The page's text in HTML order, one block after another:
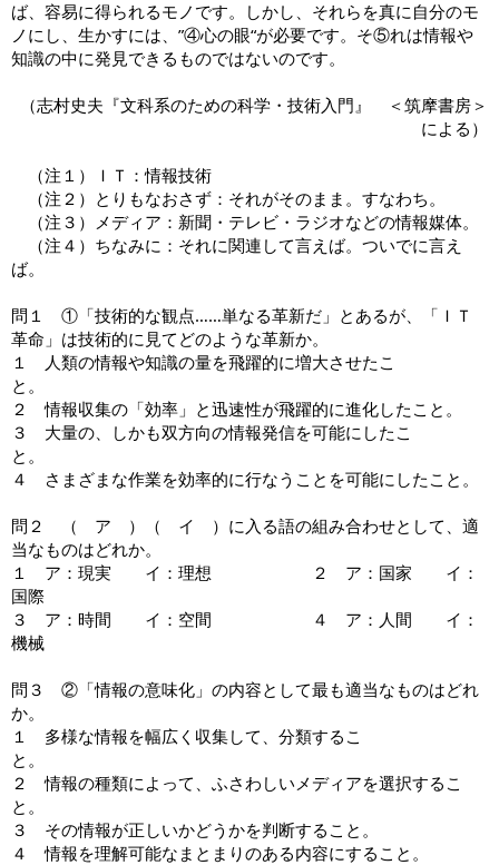
ば、容易に得られるモノです。しかし、それらを真に自分のモ
ノにし、生かすには、”④心の眼“が必要です。そ⑤れは情報や
知識の中に発見できるものではないのです。
（志村史夫『文科系のための科学・技術入門』 ＜筑摩書房＞
による）​
（注１）ＩＴ：情報技術
（注２）とりもなおさず：それがそのまま。すなわち。
（注３）メディア：新聞・テレビ・ラジオなどの情報媒体。
（注４）ちなみに：それに関連して言えば。ついでに言え
ば。
問１ ①「技術的な観点……単なる革新だ」とあるが、「ＩＴ
革命」は技術的に見てどのような革新か。
１ 人類の情報や知識の量を飛躍的に増大させたこ
と。
２ 情報収集の「効率」と迅速性が飛躍的に進化したこと。
３ 大量の、しかも双方向の情報発信を可能にしたこ
と。
４ さまざまな作業を効率的に行なうことを可能にしたこと。
問２ （ ア ）（ イ ）に入る語の組み合わせとして、適
当なものはどれか。
１ ア：現実 イ：理想 ２ ア：国家 イ：
国際
３ ア：時間 イ：空間 ４ ア：人間 イ：
機械
問３ ②「情報の意味化」の内容として最も適当なものはどれ
か。
１ 多様な情報を幅広く収集して、分類するこ
と。
２ 情報の種類によって、ふさわしいメディアを選択するこ
と。
３ その情報が正しいかどうかを判断すること。
４ 情報を理解可能なまとまりのある内容にすること。